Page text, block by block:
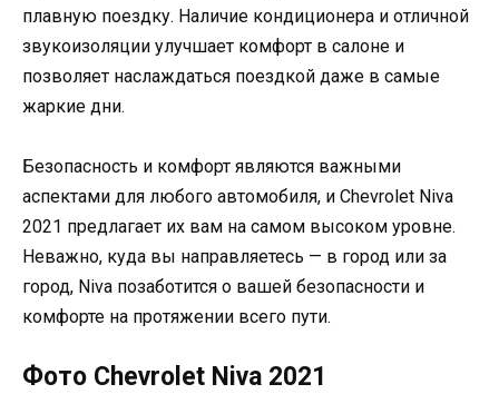
плавную поездку. Наличие кондиционера и отличной
звукоизоляции улучшает комфорт в салоне и
позволяет наслаждаться поездкой даже в самые
жаркие дни.
Безопасность и комфорт являются важными
аспектами для любого автомобиля, и Chevrolet Niva
2021 предлагает их вам на самом высоком уровне.
Неважно, куда вы направляетесь — в город или за
город, Niva позаботится о вашей безопасности и
комфорте на протяжении всего пути.
Фото Chevrolet Niva 2021